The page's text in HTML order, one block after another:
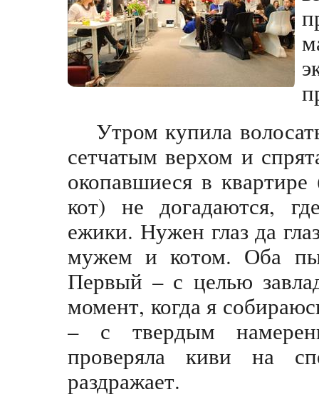
Утром купила
сетчатым верхом и
окопавшиеся в
кот) не догадаются,
ежики. Нужен глаз да
мужем и котом. Оба
Первый – с целью
момент, когда я
– с твердым
проверяла киви на
раздражает.